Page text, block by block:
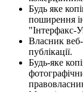
Будь яке
поширення
"Інтерфакс-
Власник
публікації.
Будь-яке